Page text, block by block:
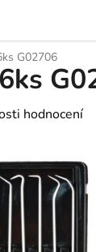
G02706
hodnocení